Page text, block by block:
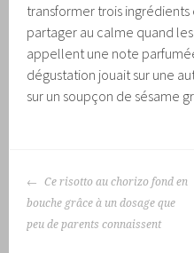
transformer trois
partager au calme quand
appellent une note
dégustation jouait sur une
sur un soupçon de sésame
NAVIGATION
DES
ARTICLES
Ce risotto au chorizo fond en
bouche grâce à un dosage que
peu de parents connaissent